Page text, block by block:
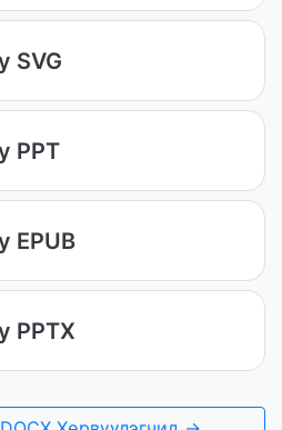
SVG
PPT
EPUB
PPTX